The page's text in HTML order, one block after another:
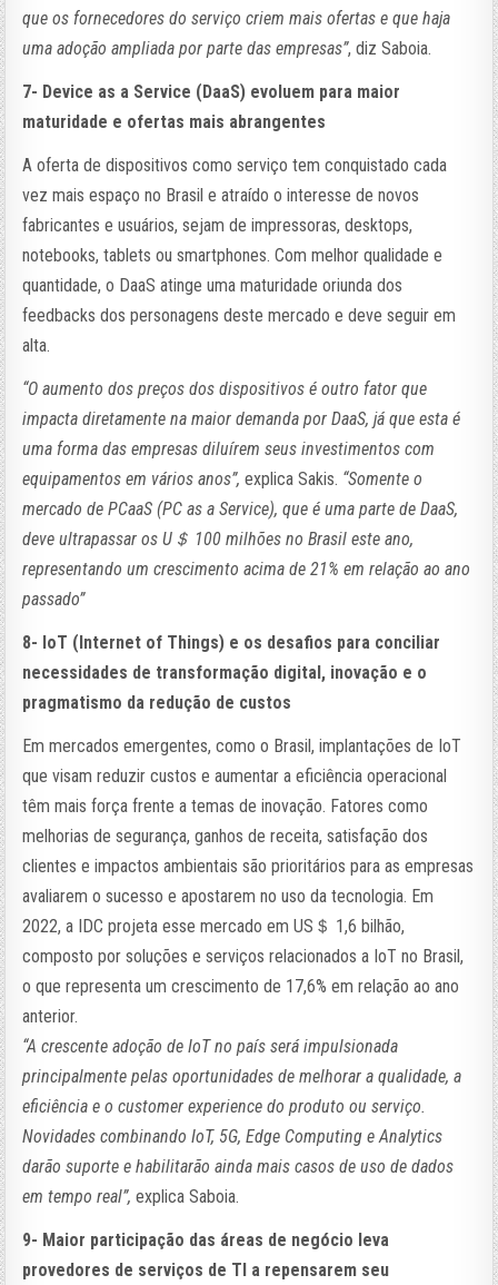
que os fornecedores do serviço criem mais ofertas e que haja
uma adoção ampliada por parte das empresas”, diz Saboia.
7- Device as a Service (DaaS) evoluem para maior
maturidade e ofertas mais abrangentes
A oferta de dispositivos como serviço tem conquistado cada
vez mais espaço no Brasil e atraído o interesse de novos
fabricantes e usuários, sejam de impressoras, desktops,
notebooks, tablets ou smartphones. Com melhor qualidade e
quantidade, o DaaS atinge uma maturidade oriunda dos
feedbacks dos personagens deste mercado e deve seguir em
alta.
“O aumento dos preços dos dispositivos é outro fator que
impacta diretamente na maior demanda por DaaS, já que esta é
uma forma das empresas diluírem seus investimentos com
equipamentos em vários anos”,explica Sakis. “Somente o
mercado de PCaaS (PC as a Service), que é uma parte de DaaS,
deve ultrapassar os U＄ 100 milhões no Brasil este ano,
representando um crescimento acima de 21% em relação ao ano
passado”
8- IoT (Internet of Things) e os desafios para conciliar
necessidades de transformação digital, inovação e o
pragmatismo da redução de custos
Em mercados emergentes, como o Brasil, implantações de IoT
que visam reduzir custos e aumentar a eficiência operacional
têm mais força frente a temas de inovação. Fatores como
melhorias de segurança, ganhos de receita, satisfação dos
clientes e impactos ambientais são prioritários para as empresas
avaliarem o sucesso e apostarem no uso da tecnologia. Em
2022, a IDC projeta esse mercado em US＄ 1,6 bilhão,
composto por soluções e serviços relacionados a IoT no Brasil,
o que representa um crescimento de 17,6% em relação ao ano
anterior.
“A crescente adoção de IoT no país será impulsionada
principalmente pelas oportunidades de melhorar a qualidade, a
eficiência e o customer experience do produto ou serviço.
Novidades combinando IoT, 5G, Edge Computing e Analytics
darão suporte e habilitarão ainda mais casos de uso de dados
em tempo real”, explica Saboia.
9- Maior participação das áreas de negócio leva
provedores de serviços de TI a repensarem seu